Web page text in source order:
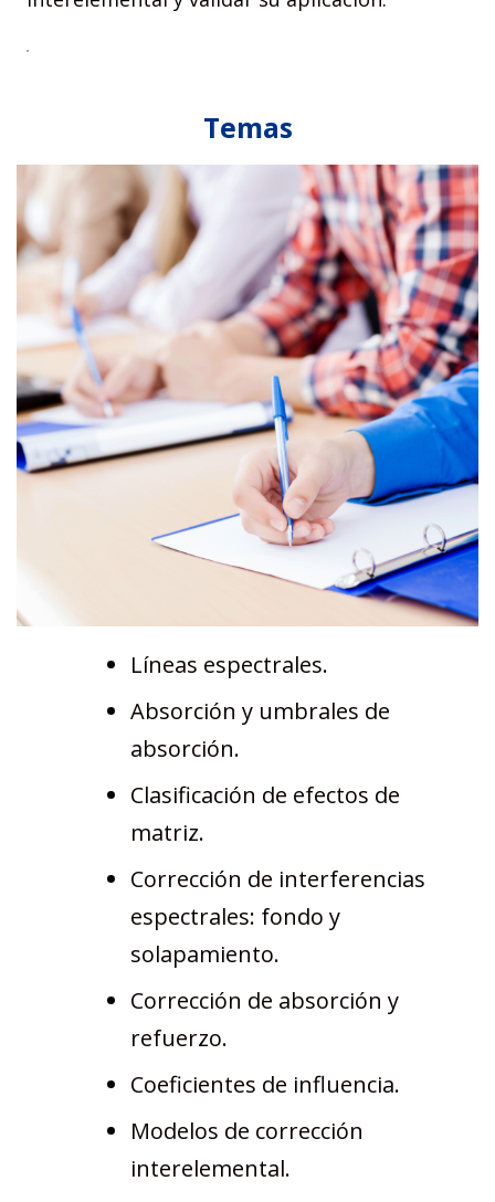
Temas
Líneas espectrales.
Absorción y umbrales de
absorción.
Clasificación de efectos de
matriz.
Corrección de interferencias
espectrales: fondo y
solapamiento.
Corrección de absorción y
refuerzo.
Coeficientes de influencia.
Modelos de corrección
interelemental.